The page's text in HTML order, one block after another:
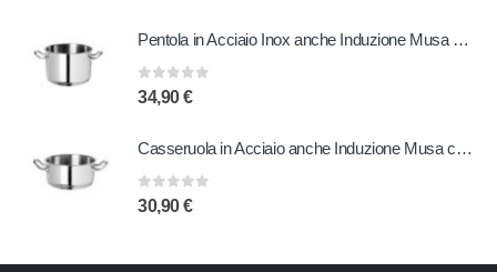
Pentola in Acciaio Inox anche Induzione Musa 24 cm
0 out of 5
34,90€
Casseruola in Acciaio anche Induzione Musa con due Manici 24 cm
0out of 5
30,90€